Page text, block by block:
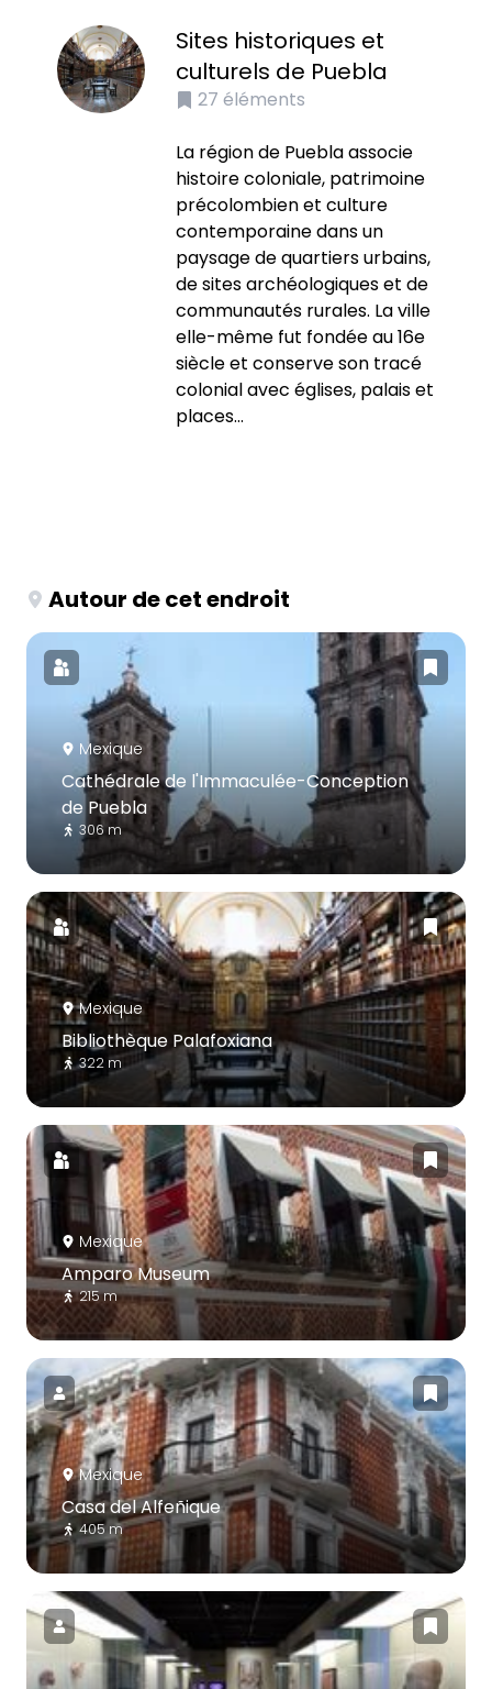
Sites historiques et
culturels de Puebla
27 éléments
La région de Puebla associe
histoire coloniale, patrimoine
précolombien et culture
contemporaine dans un
paysage de quartiers urbains,
de sites archéologiques et de
communautés rurales. La ville
elle-même fut fondée au 16e
siècle et conserve son tracé
colonial avec églises, palais et
places...
Autour de cet endroit
Mexique
Cathédrale de l'Immaculée-Conception
de Puebla
306 m
Mexique
Bibliothèque Palafoxiana
322 m
Mexique
Amparo Museum
215 m
Mexique
Casa del Alfeñique
405 m